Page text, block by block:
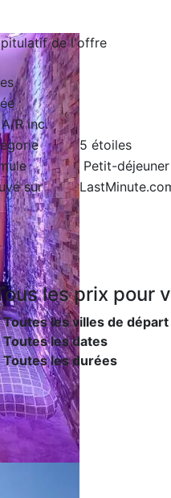
del'offre
R inc.
5 étoiles
Petit-déjeuner
sur
les prix pour
Toutes les villes de départ
Toutes les dates
Toutes les durées